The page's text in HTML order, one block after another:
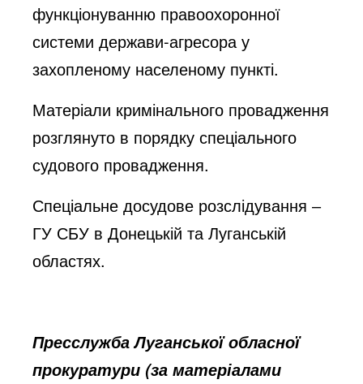
функціонуванню правоохоронної
системи держави-агресора у
захопленому населеному пункті.
Матеріали кримінального провадження
розглянуто в порядку спеціального
судового провадження.
Спеціальне досудове розслідування ‒
ГУ СБУ в Донецькій та Луганській
областях.
Пресслужба Луганської обласної
прокуратури (за матеріалами